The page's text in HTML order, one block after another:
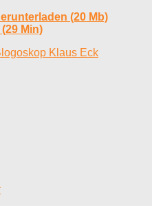
(20 Mb)
Min)
Klaus Eck